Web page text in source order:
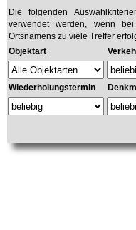
Die folgenden
verwendet werden, wenn
Ortsnamens zu viele Treffer
Objektart
Wiederholungstermin